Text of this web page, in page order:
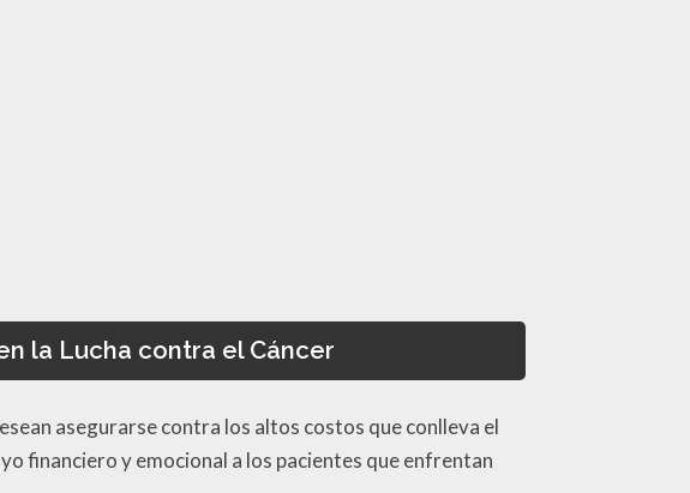
la Lucha contra el Cáncer
asegurarse contra los altos costos que conlleva el
financiero y emocional a los pacientes que enfrentan